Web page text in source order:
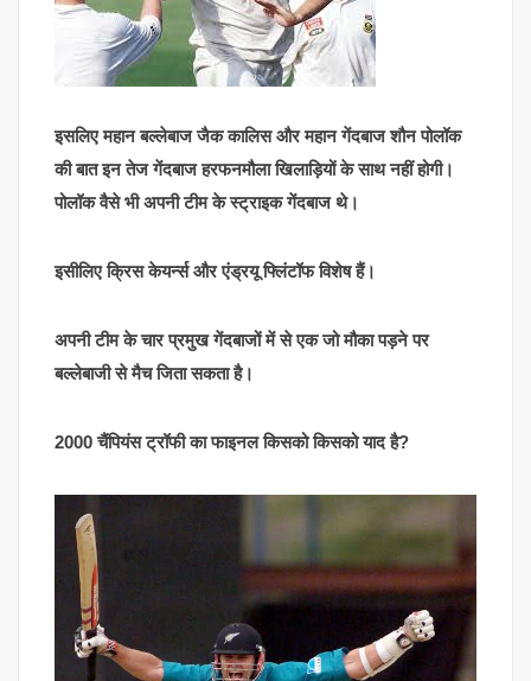
इसलिए महान बल्लेबाज जैक कालिस और महान गेंदबाज शौन पोलॉक
की बात इन तेज गेंदबाज हरफनमौला खिलाड़ियों के साथ नहीं होगी।
पोलॉक वैसे भी अपनी टीम के स्ट्राइक गेंदबाज थे।
इसीलिए क्रिस केयर्न्स और एंड्रयू फ्लिंटॉफ विशेष हैं।
अपनी टीम के चार प्रमुख गेंदबाजों में से एक जो मौका पड़ने पर
बल्लेबाजी से मैच जिता सकता है।
2000 चैंपियंस ट्रॉफी का फाइनल किसको किसको याद है?